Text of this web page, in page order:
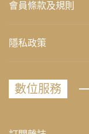
會員條款及規則
隱私政策
數位服務